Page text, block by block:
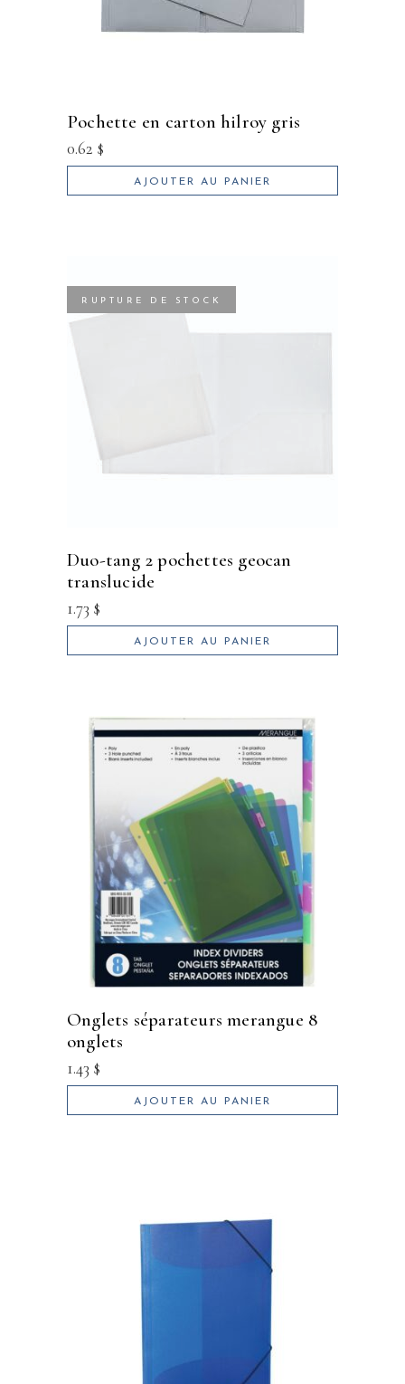
pochette en carton hilroy gris
0.62 $
AJOUTER AU PANIER
RUPTURE DE STOCK
duo-tang 2 pochettes geocan
translucide
1.73 $
AJOUTER AU PANIER
onglets séparateurs merangue 8
onglets
1.43 $
AJOUTER AU PANIER